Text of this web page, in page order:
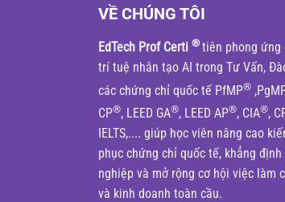
VỀ CHÚNG TÔI
EdTech Prof Certi ® tiên phong ứng
trí tuệ nhân tạo AI trong Tư Vấn,
các chứng chỉ quốc tế PfMP®
CP®, LEED GA®, LEED AP®, CIA®,
IELTS,.... giúp học viên nâng cao
phục chứng chỉ quốc tế, khẳng
nghiệp và mở rộng cơ hội việc làm
và kinh doanh toàn cầu.